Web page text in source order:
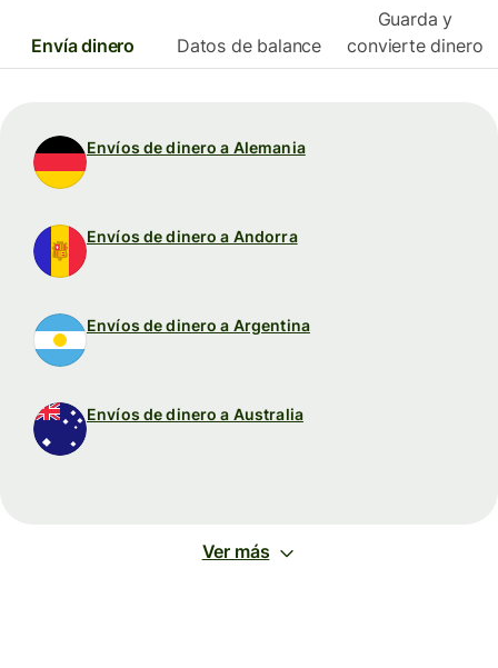
Envía dinero Datos de balance
Guarda y
convierte dinero
Envíos de dinero a Alemania
Envíos de dinero a Andorra
Envíos de dinero a Argentina
Envíos de dinero a Australia
Ver más